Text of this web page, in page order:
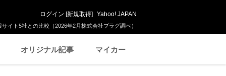
イト5社との比較（2026年2月株式会社プラグ調べ）
ログイン [新規取得] Yahoo! JAPAN
オリジナル記事 マイカー